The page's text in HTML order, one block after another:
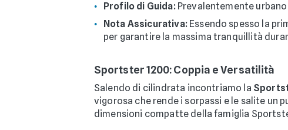
Profilo di Guida:Prevalentemente
Nota Assicurativa:Essendo spesso la
per garantire la massima tranquillità
Sportster 1200: Coppia e Versatilità
Salendo di cilindrata incontriamo la
vigorosa che rende i sorpassi e le salite un
dimensioni compatte della famiglia